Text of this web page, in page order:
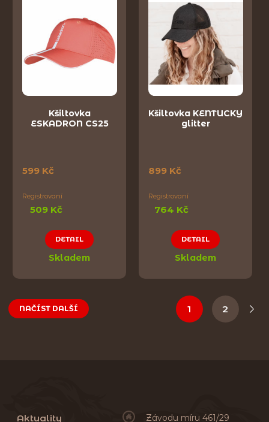
Kšiltovka
ESKADRON CS25
599 Kč
Registrovaní
509 Kč
DETAIL
Skladem
Kšiltovka KENTUCKY
glitter
899 Kč
Registrovaní
764 Kč
DETAIL
Skladem
NAČÍST DALŠÍ 1 2
Aktuality Závodu míru 461/29